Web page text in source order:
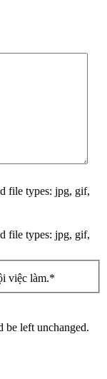
file types: jpg, gif,
file types: jpg, gif,
việc làm.*
be left unchanged.